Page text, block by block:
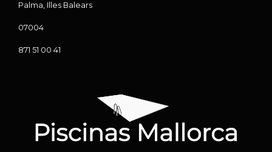
Palma, Illes Balears
07004
871 51 00 41